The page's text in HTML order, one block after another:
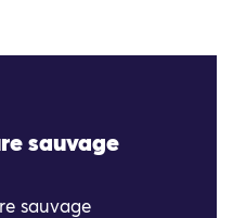
sauvage
sauvage